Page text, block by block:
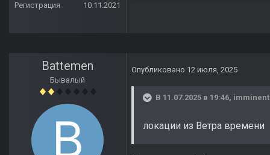
Регистрация
10.11.2021
Battemen
Бывалый
Опубликовано 12 июля, 2025
В 11.07.2025 в 19:46, imminent
локации из Ветра времени